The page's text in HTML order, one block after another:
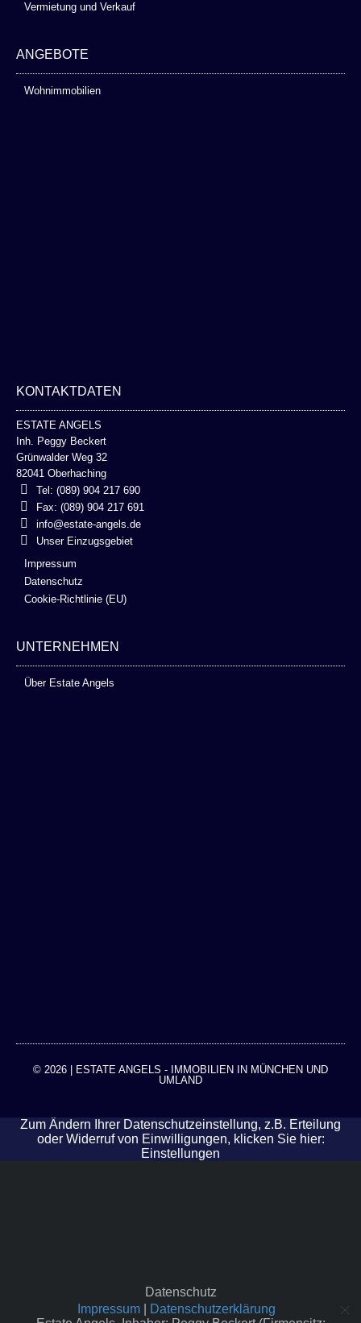
Vermietung und Verkauf
ANGEBOTE
Wohnimmobilien
KONTAKTDATEN
ESTATE ANGELS
Inh. Peggy Beckert
Grünwalder Weg 32
82041 Oberhaching
Tel: (089) 904 217 690
Fax: (089) 904 217 691
info@estate-angels.de
Unser Einzugsgebiet
Impressum
Datenschutz
Cookie-Richtlinie (EU)
UNTERNEHMEN
Über Estate Angels
© 2026 | ESTATE ANGELS - IMMOBILIEN IN MÜNCHEN UND
UMLAND
Zum Ändern Ihrer Datenschutzeinstellung, z.B. Erteilung
oder Widerruf von Einwilligungen, klicken Sie hier:
Einstellungen
Datenschutz
Impressum
Datenschutzerklärung